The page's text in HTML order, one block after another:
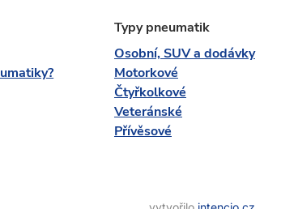
Typy pneumatik
Osobní, SUV a dodávky
Motorkové
Čtyřkolkové
Veteránské
Přívěsové